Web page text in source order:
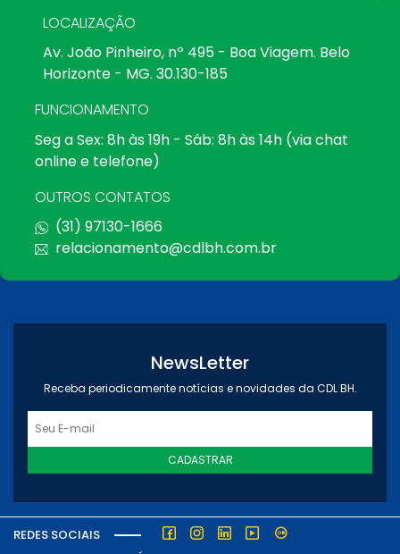
LOCALIZAÇÃO
Av. João Pinheiro, nº 495 - Boa Viagem. Belo
Horizonte - MG. 30.130-185
FUNCIONAMENTO
Seg a Sex: 8h às 19h - Sáb: 8h às 14h (via chat
online e telefone)
OUTROS CONTATOS
(31) 97130-1666
relacionamento@cdlbh.com.br
NewsLetter
Receba periodicamente notícias e novidades da CDL BH.
CADASTRAR
REDES SOCIAIS